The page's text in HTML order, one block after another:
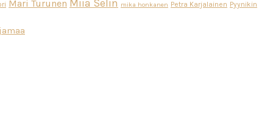
Mari Turunen Miia Selin mika honkanen Petra Karjalainen Pyynikin